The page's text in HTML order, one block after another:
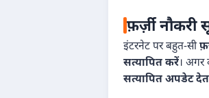
फ़र्ज़ी
इंटरनेट पर बहुत-सी
सत्यापित करें। अगर
सत्यापित अपडेट